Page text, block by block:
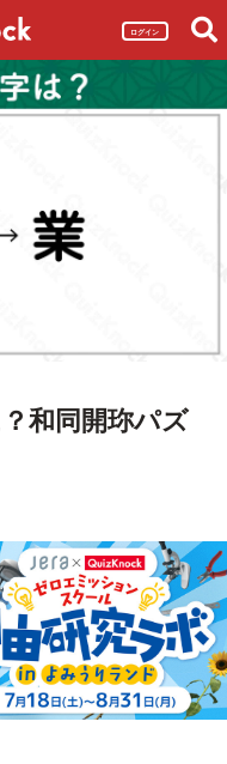
ログイン
和同開珎パズ